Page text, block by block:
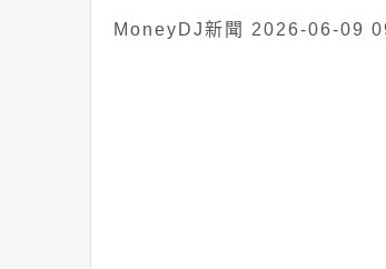
MoneyDJ新聞 2026-06-09